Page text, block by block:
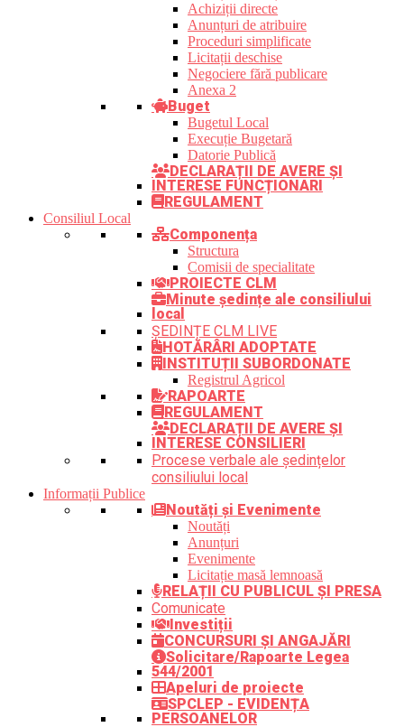
Achiziții directe
Anunțuri de atribuire
Proceduri simplificate
Licitații deschise
Negociere fără publicare
Anexa 2
Buget
Bugetul Local
Execuție Bugetară
Datorie Publică
DECLARAȚII DE AVERE ȘI
INTERESE FUNCȚIONARI
REGULAMENT
Consiliul Local
Componența
Structura
Comisii de specialitate
PROIECTE CLM
Minute ședințe ale consiliului
local
ȘEDINȚE CLM LIVE
HOTĂRÂRI ADOPTATE
INSTITUȚII SUBORDONATE
Registrul Agricol
RAPOARTE
REGULAMENT
DECLARAȚII DE AVERE ȘI
INTERESE CONSILIERI
Procese verbale ale ședințelor
consiliului local
Informații Publice
Noutăți și Evenimente
Noutăți
Anunțuri
Evenimente
Licitație masă lemnoasă
RELAȚII CU PUBLICUL ȘI PRESA
Comunicate
Investiții
CONCURSURI ȘI ANGAJĂRI
Solicitare/Rapoarte Legea
544/2001
Apeluri de proiecte
SPCLEP - EVIDENȚA
PERSOANELOR